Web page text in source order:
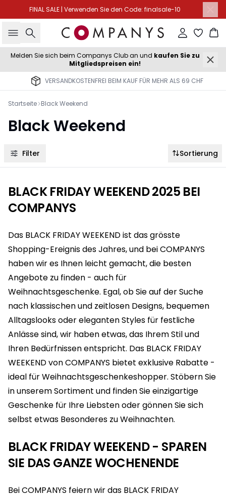
FINAL SALE | Verwenden Sie den Code: finalsale-10
Suche Einloggen
Melden Sie sich beim Companys Club an und kaufen Sie zu
Mitgliedspreisen ein!
VERSANDKOSTENFREI BEIM KAUF FÜR MEHR ALS 69 CHF
Startseite Black Weekend
Black Weekend
Filter Sortierung
BLACK FRIDAY WEEKEND 2025 BEI
COMPANYS
Das BLACK FRIDAY WEEKEND ist das grösste
Shopping-Ereignis des Jahres, und bei COMPANYS
haben wir es Ihnen leicht gemacht, die besten
Angebote zu finden - auch für
Weihnachtsgeschenke. Egal, ob Sie auf der Suche
nach klassischen und zeitlosen Designs, bequemen
Alltagslooks oder eleganten Styles für festliche
Anlässe sind, wir haben etwas, das Ihrem Stil und
Ihren Bedürfnissen entspricht. Das BLACK FRIDAY
WEEKEND von COMPANYS bietet exklusive Rabatte -
ideal für Weihnachtsgeschenkeshopper. Stöbern Sie
in unserem Sortiment und finden Sie einzigartige
Geschenke für Ihre Liebsten oder gönnen Sie sich
selbst etwas Besonderes zu Weihnachten.
BLACK FRIDAY WEEKEND - SPAREN
SIE DAS GANZE WOCHENENDE
Bei COMPANYS feiern wir das BLACK FRIDAY